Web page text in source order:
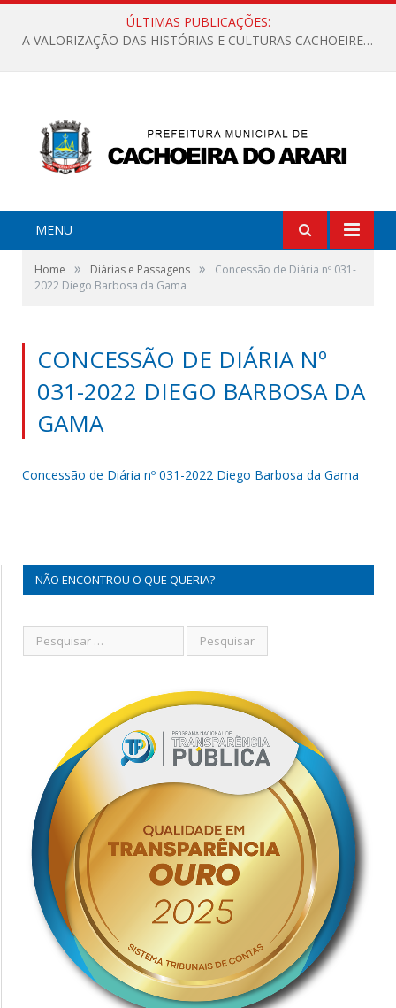
ÚLTIMAS PUBLICAÇÕES:
A VALORIZAÇÃO DAS HISTÓRIAS E CULTURAS CACHOEIRENSES
MENU
Home » Diárias e Passagens »
Concessão de Diária nº 031-
2022 Diego Barbosa da Gama
CONCESSÃO DE DIÁRIA Nº
031-2022 DIEGO BARBOSA DA
GAMA
Concessão de Diária nº 031-2022 Diego Barbosa da Gama
NÃO ENCONTROU O QUE QUERIA?